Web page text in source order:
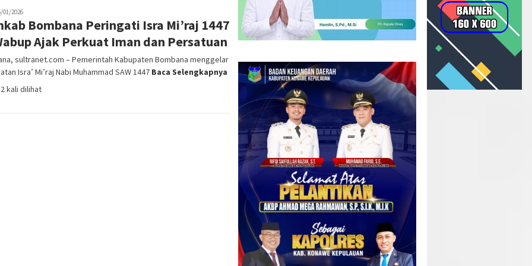
01/2026
Bombana Peringati Isra Mi’raj 1447
Ajak Perkuat Iman dan Persatuan
sultranet.com – Pemerintah Kabupaten Bombana menggelar
Isra’ Mi’raj Nabi Muhammad SAW 1447 Baca Selengkapnya
kali dilihat